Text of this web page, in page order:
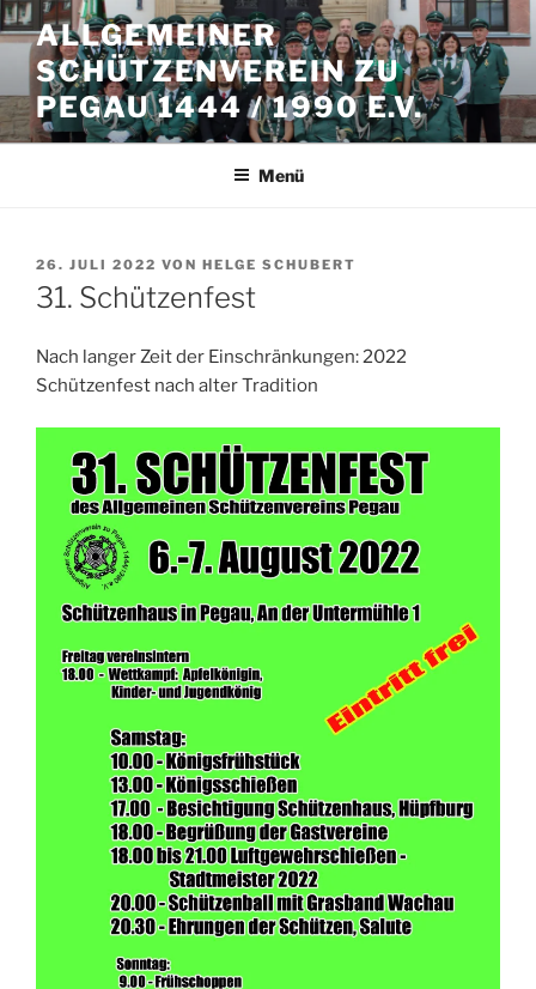
Zum
Inhalt
springen
ALLGEMEINER
SCHÜTZENVEREIN ZU
PEGAU 1444 / 1990 E.V.
Menü
VERÖFFENTLICHT
AM
26. JULI 2022 VON HELGE SCHUBERT
31. Schützenfest
Nach langer Zeit der Einschränkungen: 2022
Schützenfest nach alter Tradition